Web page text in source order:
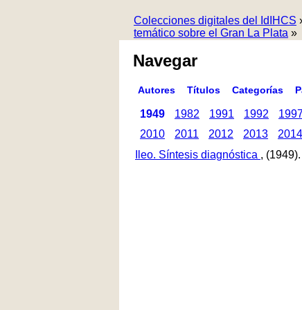
Colecciones digitales del IdIHCS
temático sobre el Gran La Plata »
Navegar
Autores Títulos Categorías
1949 1982 1991 1992
2010
2011 2012 2013 2014
Ileo. Síntesis diagnóstica , (1949).